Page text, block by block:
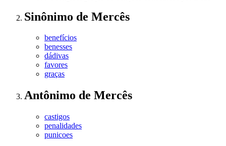
Sinônimo de Mercês
benefícios
benesses
dádivas
favores
graças
Antônimo de Mercês
castigos
penalidades
punicoes